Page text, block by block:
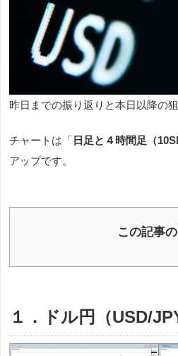
昨日までの振り返りと本日以降の
チャートは「 日足と４時間足（
アップです。
この記事
１．ドル円（USD/